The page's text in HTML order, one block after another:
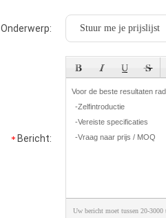
Onderwerp:
Bericht:
Uw bericht moet tussen 20-3000